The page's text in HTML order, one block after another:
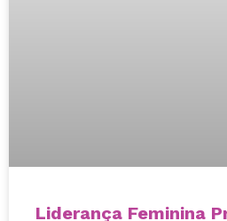
Liderança Feminina